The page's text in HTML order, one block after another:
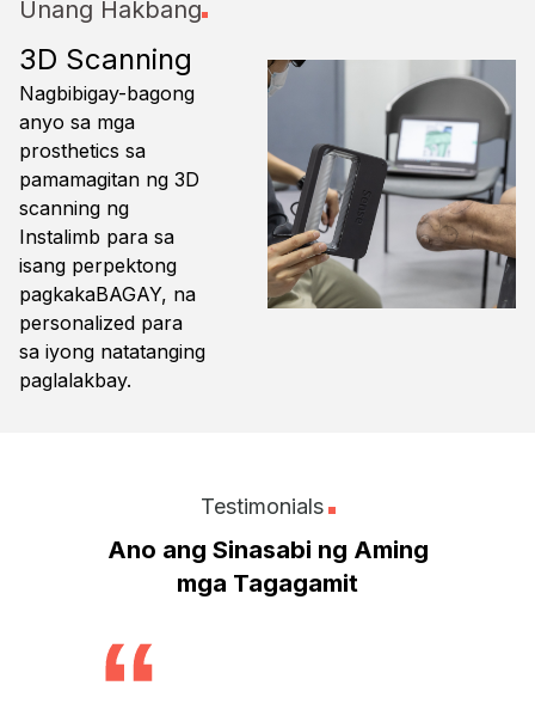
Unang Hakbang
3D Scanning
Nagbibigay-bagong
anyo sa mga
prosthetics sa
pamamagitan ng 3D
scanning ng
Instalimb para sa
isang perpektong
pagkakaBAGAY, na
personalized para
sa iyong natatanging
paglalakbay.
Testimonials
Ano ang Sinasabi ng Aming
mga Tagagamit